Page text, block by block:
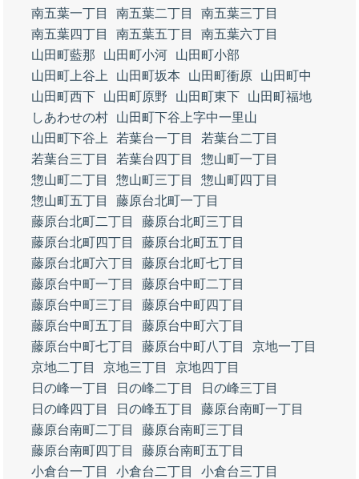
南五葉一丁目
南五葉二丁目
南五葉三丁目
南五葉四丁目
南五葉五丁目
南五葉六丁目
山田町藍那
山田町小河
山田町小部
山田町上谷上
山田町坂本 山田町衝原
山田町中
山田町西下
山田町原野 山田町東下
山田町福地
しあわせの村
山田町下谷上字中一里山
山田町下谷上
若葉台一丁目
若葉台二丁目
若葉台三丁目
若葉台四丁目
惣山町一丁目
惣山町二丁目
惣山町三丁目
惣山町四丁目
惣山町五丁目
藤原台北町一丁目
藤原台北町二丁目
藤原台北町三丁目
藤原台北町四丁目
藤原台北町五丁目
藤原台北町六丁目
藤原台北町七丁目
藤原台中町一丁目
藤原台中町二丁目
藤原台中町三丁目
藤原台中町四丁目
藤原台中町五丁目
藤原台中町六丁目
藤原台中町七丁目
藤原台中町八丁目
京地一丁目
京地二丁目
京地三丁目
京地四丁目
日の峰一丁目
日の峰二丁目
日の峰三丁目
日の峰四丁目
日の峰五丁目
藤原台南町一丁目
藤原台南町二丁目
藤原台南町三丁目
藤原台南町四丁目
藤原台南町五丁目
小倉台一丁目
小倉台二丁目
小倉台三丁目